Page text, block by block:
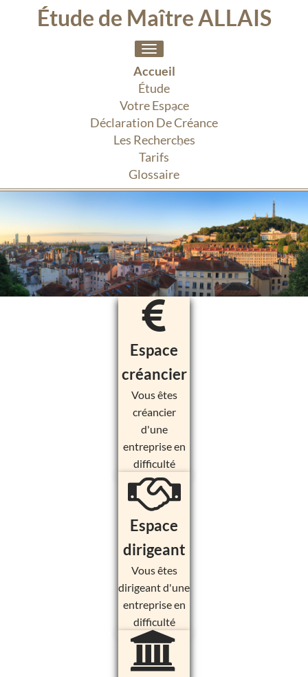
Étude de Maître ALLAIS
Toggle
navigation
Accueil
Étude
Votre Espace
Déclaration De Créance
Les Recherches
Tarifs
Glossaire
Espace
créancier
Vous êtes
créancier
d'une
entreprise en
difficulté
Espace
dirigeant
Vous êtes
dirigeant d'une
entreprise en
difficulté